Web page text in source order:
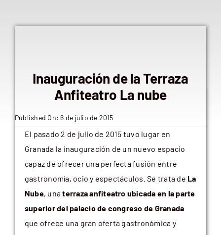
Inauguración de la Terraza
Anfiteatro La nube
Published On: 6 de julio de 2015
El pasado 2 de julio de 2015 tuvo lugar en
Granada la inauguración de un nuevo espacio
capaz de ofrecer una perfecta fusión entre
gastronomía, ocio y espectáculos. Se trata de La
Nube, unaterraza anfiteatro ubicada en la parte
superior del palacio de congreso de Granada
que ofrece una gran oferta gastronómica y